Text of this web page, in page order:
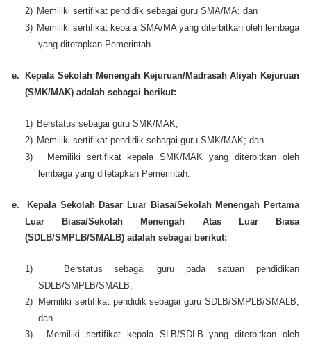
2) Memiliki sertifikat pendidik sebagai guru SMA/MA; dan
3) Memiliki sertifikat kepala SMA/MA yang diterbitkan oleh lembaga
yang ditetapkan Pemerintah.
e.
Kepala Sekolah Menengah Kejuruan/Madrasah Aliyah Kejuruan
(SMK/MAK) adalah sebagai berikut:
1) Berstatus sebagai guru SMK/MAK;
2) Memiliki sertifikat pendidik sebagai guru SMK/MAK; dan
3)
Memiliki sertifikat kepala SMK/MAK yang diterbitkan oleh
lembaga yang ditetapkan Pemerintah.
e.
Kepala Sekolah Dasar Luar Biasa/Sekolah Menengah Pertama
Luar Biasa/Sekolah Menengah Atas Luar Biasa
(SDLB/SMPLB/SMALB) adalah sebagai berikut:
1)
Berstatus sebagai guru pada satuan pendidikan
SDLB/SMPLB/SMALB;
2)
Memiliki sertifikat pendidik sebagai guru SDLB/SMPLB/SMALB;
dan
3)
Memiliki sertifikat kepala SLB/SDLB yang diterbitkan oleh